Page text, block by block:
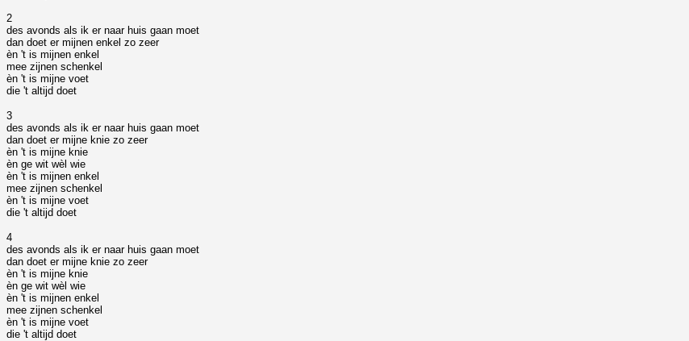
2
des avonds als ik er naar huis gaan moet
dan doet er mijnen enkel zo zeer
èn 't is mijnen enkel
mee zijnen schenkel
èn 't is mijne voet
die 't altijd doet
3
des avonds als ik er naar huis gaan moet
dan doet er mijne knie zo zeer
èn 't is mijne knie
èn ge wit wèl wie
èn 't is mijnen enkel
mee zijnen schenkel
èn 't is mijne voet
die 't altijd doet
4
des avonds als ik er naar huis gaan moet
dan doet er mijne knie zo zeer
èn 't is mijne knie
èn ge wit wèl wie
èn 't is mijnen enkel
mee zijnen schenkel
èn 't is mijne voet
die 't altijd doet